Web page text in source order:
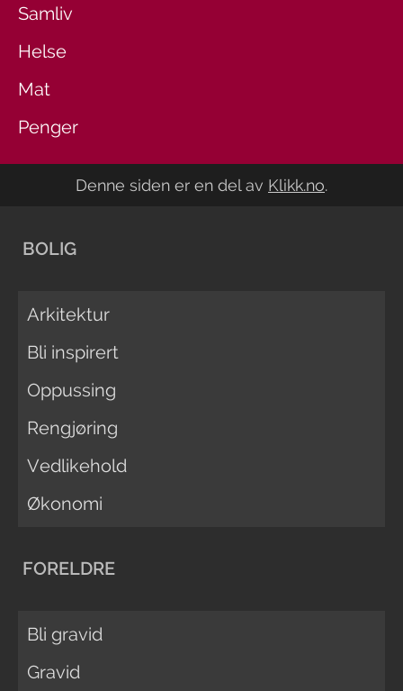
Samliv
Helse
Mat
Penger
Denne siden er en del av Klikk.no.
BOLIG
Arkitektur
Bli inspirert
Oppussing
Rengjøring
Vedlikehold
Økonomi
FORELDRE
Bli gravid
Gravid